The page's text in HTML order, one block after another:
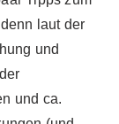
laut der
und
und ca.